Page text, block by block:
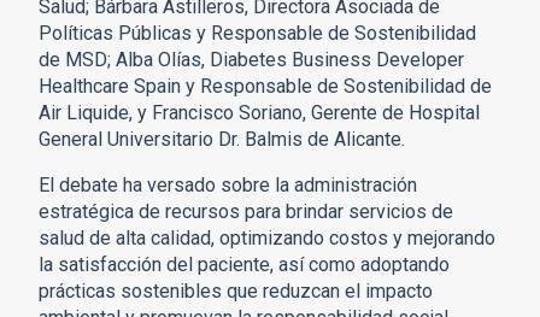
Salud; Bárbara Astilleros, Directora Asociada de
Políticas Públicas y Responsable de Sostenibilidad
de MSD; Alba Olías, Diabetes Business Developer
Healthcare Spain y Responsable de Sostenibilidad de
Air Liquide, y Francisco Soriano, Gerente de Hospital
General Universitario Dr. Balmis de Alicante.
El debate ha versado sobre la administración
estratégica de recursos para brindar servicios de
salud de alta calidad, optimizando costos y mejorando
la satisfacción del paciente, así como adoptando
prácticas sostenibles que reduzcan el impacto